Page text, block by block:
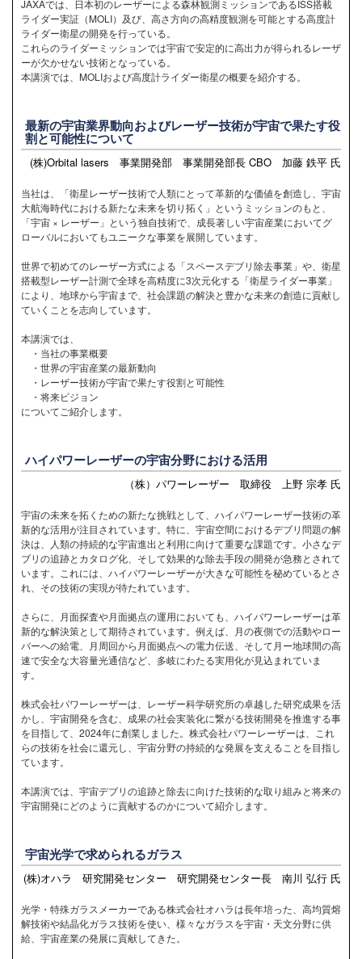
JAXAでは、日本初のレーザーによる森林観測ミッションであるISS搭載
ライダー実証（MOLI）及び、高さ方向の高精度観測を可能とする高度計
ライダー衛星の開発を行っている。
これらのライダーミッションでは宇宙で安定的に高出力が得られるレーザ
ーが欠かせない技術となっている。
本講演では、MOLIおよび高度計ライダー衛星の概要を紹介する。
最新の宇宙業界動向およびレーザー技術が宇宙で果たす役
割と可能性について
(株)Orbital lasers 事業開発部 事業開発部長 CBO 加藤 鉄平 氏
当社は、「衛星レーザー技術で人類にとって革新的な価値を創造し、宇宙
大航海時代における新たな未来を切り拓く」というミッションのもと、
「宇宙 × レーザー」という独自技術で、成長著しい宇宙産業においてグ
ローバルにおいてもユニークな事業を展開しています。
世界で初めてのレーザー方式による「スペースデブリ除去事業」や、衛星
搭載型レーザー計測で全球を高精度に3次元化する「衛星ライダー事業」
により、地球から宇宙まで、社会課題の解決と豊かな未来の創造に貢献し
ていくことを志向しています。
本講演では、
・当社の事業概要
・世界の宇宙産業の最新動向
・レーザー技術が宇宙で果たす役割と可能性
・将来ビジョン
についてご紹介します。
ハイパワーレーザーの宇宙分野における活用
（株）パワーレーザー 取締役 上野 宗孝 氏
宇宙の未来を拓くための新たな挑戦として、ハイパワーレーザー技術の革
新的な活用が注目されています。特に、宇宙空間におけるデブリ問題の解
決は、人類の持続的な宇宙進出と利用に向けて重要な課題です。小さなデ
ブリの追跡とカタログ化、そして効果的な除去手段の開発が急務とされて
います。これには、ハイパワーレーザーが大きな可能性を秘めているとさ
れ、その技術の実現が待たれています。
さらに、月面探査や月面拠点の運用においても、ハイパワーレーザーは革
新的な解決策として期待されています。例えば、月の夜側での活動やロー
バーへの給電、月周回から月面拠点への電力伝送、そして月ー地球間の高
速で安全な大容量光通信など、多岐にわたる実用化が見込まれていま
す。
株式会社パワーレーザーは、レーザー科学研究所の卓越した研究成果を活
かし、宇宙開発を含む、成果の社会実装化に繋がる技術開発を推進する事
を目指して、2024年に創業しました。株式会社パワーレーザーは、これ
らの技術を社会に還元し、宇宙分野の持続的な発展を支えることを目指し
ています。
本講演では、宇宙デブリの追跡と除去に向けた技術的な取り組みと将来の
宇宙開発にどのように貢献するのかについて紹介します。
宇宙光学で求められるガラス
(株)オハラ 研究開発センター 研究開発センター長 南川 弘行 氏
光学・特殊ガラスメーカーである株式会社オハラは長年培った、高均質熔
解技術や結晶化ガラス技術を使い、様々なガラスを宇宙・天文分野に供
給、宇宙産業の発展に貢献してきた。